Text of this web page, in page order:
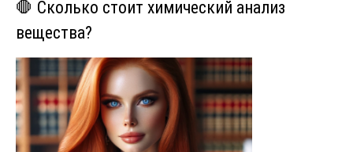
🛑 Сколько стоит химический анализ
вещества?